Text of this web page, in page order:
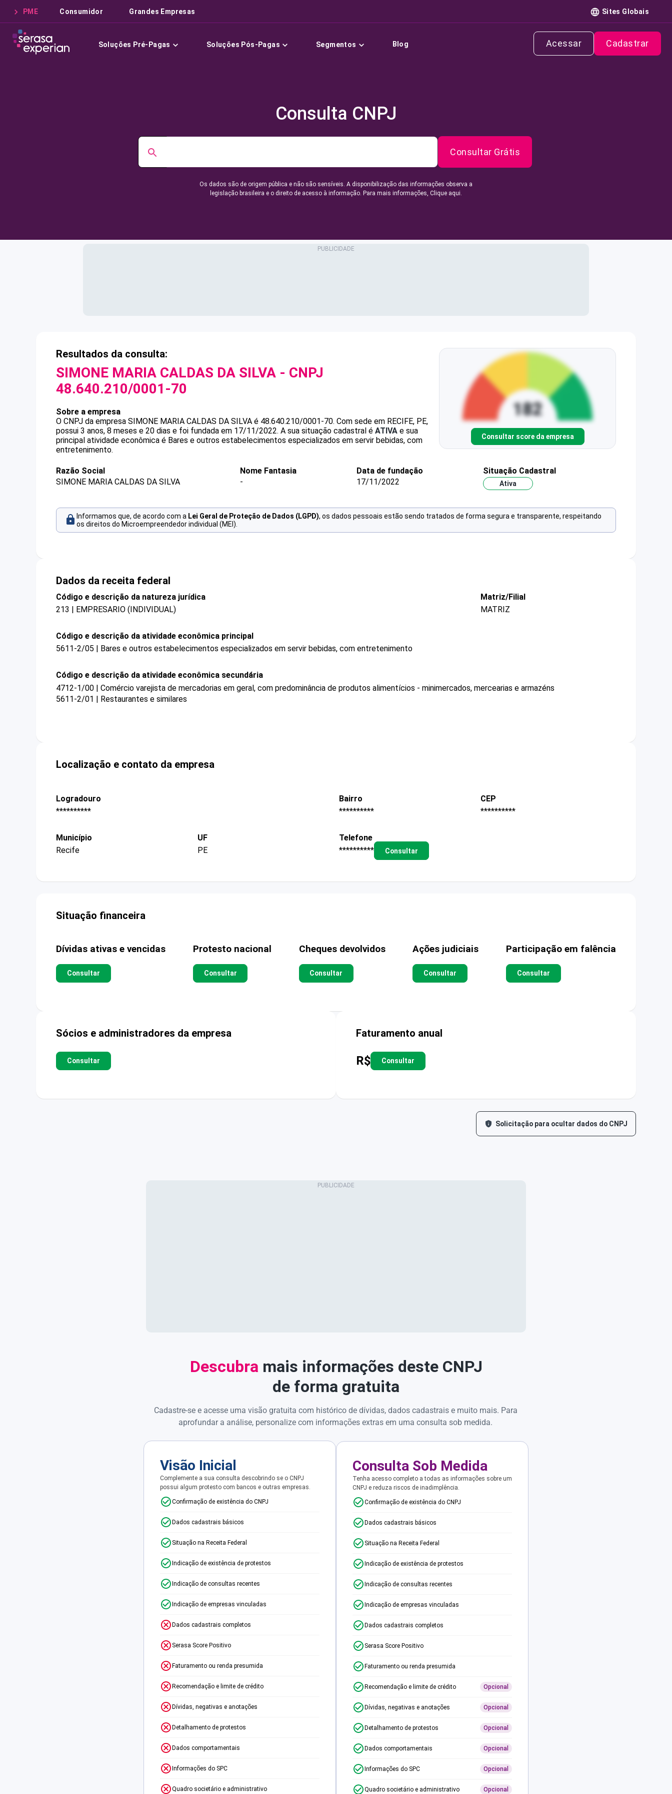
PME Consumidor Grandes Empresas Sites Globais
Soluções Pré-Pagas Soluções Pós-Pagas Segmentos Blog Acessar Cadastrar
Consulta CNPJ
Consultar Grátis
Os dados são de origem pública e não são sensíveis. A disponibilização das informações observa a
legislação brasileira e o direito de acesso à informação. Para mais informações, Clique aqui.
Resultados da consulta:
SIMONE MARIA CALDAS DA SILVA - CNPJ
48.640.210/0001-70
Sobre a empresa
O CNPJ da empresa SIMONE MARIA CALDAS DA SILVA é 48.640.210/0001-70. Com sede em RECIFE, PE,
possui 3 anos, 8 meses e 20 dias e foi fundada em 17/11/2022. A sua situação cadastral é ATIVA e sua
principal atividade econômica é Bares e outros estabelecimentos especializados em servir bebidas, com
entretenimento.
Consultar score da empresa
Razão Social
SIMONE MARIA CALDAS DA SILVA
Nome Fantasia
-
Data de fundação
17/11/2022
Situação Cadastral
Ativa
Informamos que, de acordo com a Lei Geral de Proteção de Dados (LGPD), os dados pessoais estão sendo tratados de forma segura e transparente, respeitando
os direitos do Microempreendedor individual (MEI).
Dados da receita federal
Código e descrição da natureza jurídica
213 | EMPRESARIO (INDIVIDUAL)
Matriz/Filial
MATRIZ
Código e descrição da atividade econômica principal
5611-2/05 | Bares e outros estabelecimentos especializados em servir bebidas, com entretenimento
Código e descrição da atividade econômica secundária
4712-1/00 | Comércio varejista de mercadorias em geral, com predominância de produtos alimentícios - minimercados, mercearias e armazéns
5611-2/01 | Restaurantes e similares
Localização e contato da empresa
Logradouro
**********
Bairro
**********
CEP
**********
Município
Recife
UF
PE
Telefone
**********
Consultar
Situação financeira
Dívidas ativas e vencidas
Consultar
Protesto nacional
Consultar
Cheques devolvidos
Consultar
Ações judiciais
Consultar
Participação em falência
Consultar
Sócios e administradores da empresa
Consultar
Faturamento anual
R$ Consultar
Solicitação para ocultar dados do CNPJ
Descubra mais informações deste CNPJ
de forma gratuita
Cadastre-se e acesse uma visão gratuita com histórico de dívidas, dados cadastrais e muito mais. Para
aprofundar a análise, personalize com informações extras em uma consulta sob medida.
Visão Inicial
Complemente a sua consulta descobrindo se o CNPJ
possui algum protesto com bancos e outras empresas.
Confirmação de existência do CNPJ
Dados cadastrais básicos
Situação na Receita Federal
Indicação de existência de protestos
Indicação de consultas recentes
Indicação de empresas vinculadas
Dados cadastrais completos
Serasa Score Positivo
Faturamento ou renda presumida
Recomendação e limite de crédito
Dívidas, negativas e anotações
Detalhamento de protestos
Dados comportamentais
Informações do SPC
Quadro societário e administrativo
Consulta Sob Medida
Tenha acesso completo a todas as informações sobre um
CNPJ e reduza riscos de inadimplência.
Confirmação de existência do CNPJ
Dados cadastrais básicos
Situação na Receita Federal
Indicação de existência de protestos
Indicação de consultas recentes
Indicação de empresas vinculadas
Dados cadastrais completos
Serasa Score Positivo
Faturamento ou renda presumida
Recomendação e limite de crédito Opcional
Dívidas, negativas e anotações Opcional
Detalhamento de protestos Opcional
Dados comportamentais Opcional
Informações do SPC Opcional
Quadro societário e administrativo Opcional